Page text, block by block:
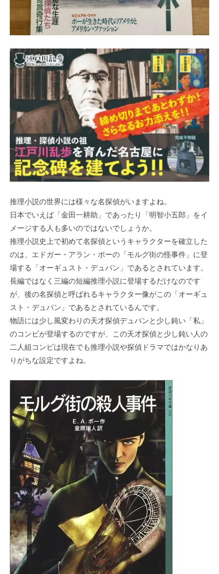
推理小説の世界には様々な名探偵がいますよね。
日本でいえば「金田一耕助」であったり「明智小五郎」をイ
メージする人も多いのではないでしょうか。
推理小説史上で初めて名探偵というキャラクターを確立した
のは、エドガー・アラン・ポーの「モルグ街の怪事件」に登
場する「オーギュスト・デュパン」であるとされています。
長編ではなく三編の短編推理小説に登場するだけなのです
が、後の名探偵と呼ばれるキャラクター像がこの「オーギュ
スト・デュパン」であるとされているんです。
物語には少し風変わりの天才探偵デュパンと少し鈍い「私」
のコンビが登場するのですが、この天才探偵と少し鈍い人の
二人組コンビは現在でも推理小説や探偵ドラマではかなりあ
りがちな設定ですよね。